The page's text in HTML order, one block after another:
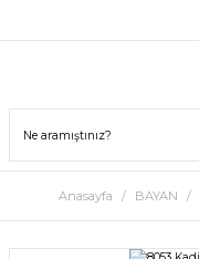
Anasayfa BAYAN